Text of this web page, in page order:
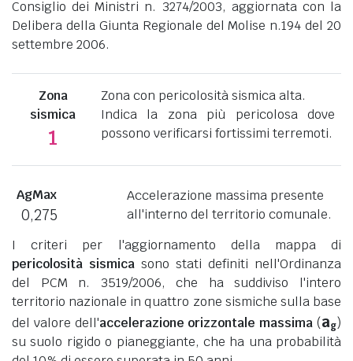
Consiglio dei Ministri n. 3274/2003, aggiornata con la
Delibera della Giunta Regionale del Molise n.194 del 20
settembre 2006.
Zona
sismica
1
Zona con pericolosità sismica alta.
Indica la zona più pericolosa dove
possono verificarsi fortissimi terremoti.
AgMax
0,275
Accelerazione massima presente
all'interno del territorio comunale.
I criteri per l'aggiornamento della mappa di
pericolosità sismica sono stati definiti nell'Ordinanza
del PCM n. 3519/2006, che ha suddiviso l'intero
territorio nazionale in quattro zone sismiche sulla base
del valore dell'accelerazione orizzontale massima (ag)
su suolo rigido o pianeggiante, che ha una probabilità